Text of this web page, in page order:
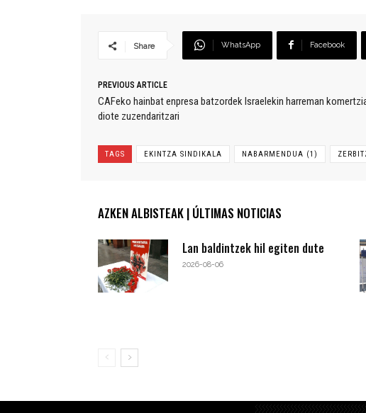
Share WhatsApp Facebook
PREVIOUS ARTICLE
CAFeko hainbat enpresa batzordek Israelekin harreman
diote zuzendaritzari
TAGS EKINTZA SINDIKALA NABARMENDUA (1)
AZKEN ALBISTEAK | ÚLTIMAS NOTICIAS
Lan baldintzek hil egiten dute
2026-08-06